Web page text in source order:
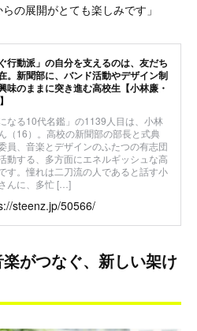
の展開がとても楽しみです」
ぐ行動派」の自分を支えるのは、友だち
。新聞部に、バンド活動やデザイン制
味のままに突き進む高校生【小林廉・
になる10代名鑑」の1139人目は、小林
（16）。高校の新聞部の部長と式典
員、音楽とデザインのふたつの有志団
動する、多方面にエネルギッシュな高
す。憧れは二刀流の人であると話す小
んに、多忙 […]
steenz.jp/50566/
がつなぐ、新しい架け